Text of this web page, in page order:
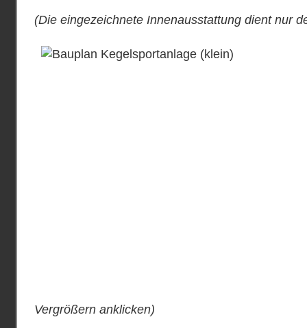
(Die eingezeichnete Innenausstattung dient nur
Vergrößern anklicken)